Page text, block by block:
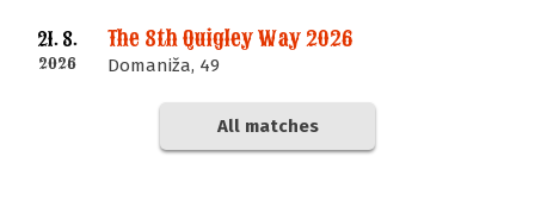
21. 8.
2026
The 8th Quigley Way 2026
Domaniža, 49
All matches